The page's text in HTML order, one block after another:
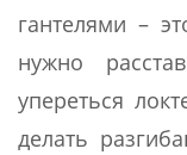
гантелями –
нужно
упереться
делать